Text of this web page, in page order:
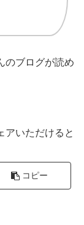
のブログが読め
アいただけると
コピー